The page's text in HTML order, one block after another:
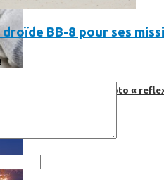
bon vieux appareil photo «
droïde BB-8 pour ses